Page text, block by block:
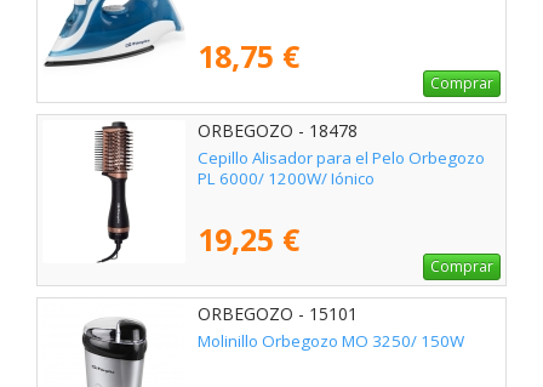
18,75 €
Comprar
ORBEGOZO - 18478
Cepillo Alisador para el Pelo Orbegozo
PL 6000/ 1200W/ Iónico
19,25 €
Comprar
ORBEGOZO - 15101
Molinillo Orbegozo MO 3250/ 150W